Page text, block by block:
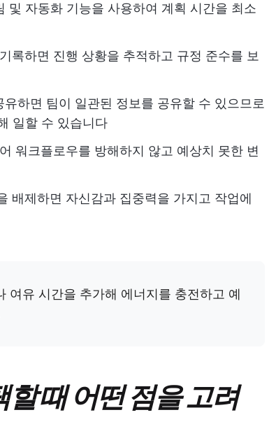
및 자동화 기능을 사용하여 계획 시간을 최소
록하면 진행 상황을 추적하고 규정 준수를 보
유하면 팀이 일관된 정보를 공유할 수 있으므로
일할 수 있습니다
워크플로우를 방해하지 않고 예상치 못한 변
배제하면 자신감과 집중력을 가지고 작업에
여유 시간을 추가해 에너지를 충전하고 예
때 어떤 점을 고려